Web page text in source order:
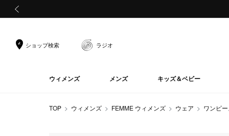
ショップ検索 ラジオ
ウィメンズ メンズ キッズ＆ベビー
TOP ウィメンズ FEMME ウィメンズ ウェア ワンピ